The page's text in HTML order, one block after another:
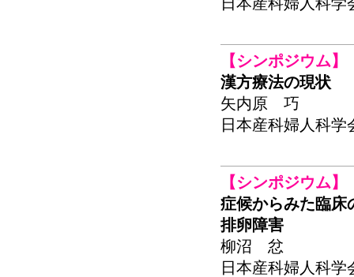
【シンポジウム】
漢方療法の現状
矢内原 巧
日本産科婦人科学
【シンポジウム】
症候からみた臨床
排卵障害
柳沼 忿
日本産科婦人科学